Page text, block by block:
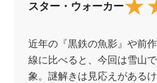
スター・ウォーカー
近年の『黒鉄の魚影』や前
線に比べると、今回は雪山
象。謎解きは見応えがある